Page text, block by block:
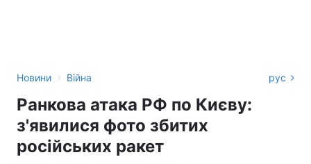
Новини › Війна рус
Ранкова атака РФ по Києву:
з'явилися фото збитих
російських ракет